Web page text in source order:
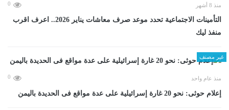
منذ 8 أشهر 0
التأمينات الاجتماعية تحدد موعد صرف معاشات يناير 2026.. اعرف اقرب
منفذ ليك
غير مصنف
منذ عام واحد 0
إعلام حوثى: نحو 20 غارة إسرائيلية على عدة مواقع فى الحديدة باليمن